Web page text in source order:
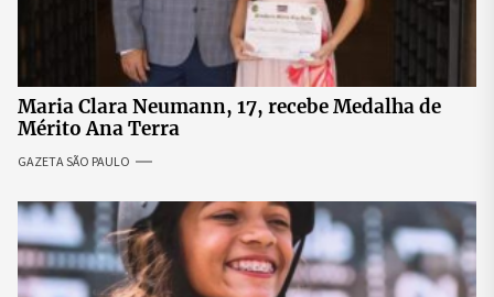
Maria Clara Neumann, 17, recebe Medalha de
Mérito Ana Terra
GAZETA SÃO PAULO